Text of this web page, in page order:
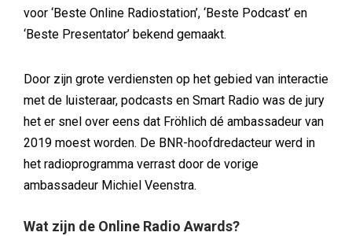
voor ‘Beste Online Radiostation’, ‘Beste Podcast’ en
‘Beste Presentator’ bekend gemaakt.
Door zijn grote verdiensten op het gebied van interactie
met de luisteraar, podcasts en Smart Radio was de jury
het er snel over eens dat Fröhlich dé ambassadeur van
2019 moest worden. De BNR-hoofdredacteur werd in
het radioprogramma verrast door de vorige
ambassadeur Michiel Veenstra.
Wat zijn de Online Radio Awards?